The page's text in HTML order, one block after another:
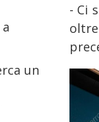
un
- Ci